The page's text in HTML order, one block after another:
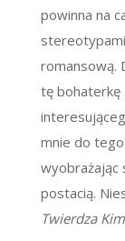
powinna na
romansową.
tę bohaterkę
mnie do
wyobrażając
postacią.
Twierdza